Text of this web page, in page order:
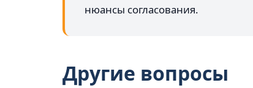
нюансы согласования.
Другие вопросы